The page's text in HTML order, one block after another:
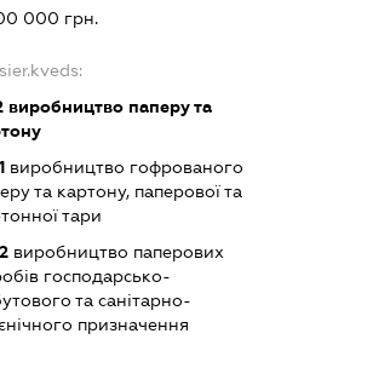
000 грн.
виробництво паперу та
виробництво гофрованого
та картону, паперової та
тари
виробництво паперових
господарсько-
та санітарно-
призначення